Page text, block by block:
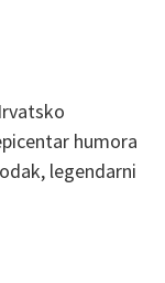
humora
legendarni